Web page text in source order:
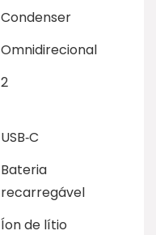
Condenser
Omnidirecional
2
USB‑C
Bateria
recarregável
Íon de lítio